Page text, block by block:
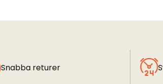
Snabba returer